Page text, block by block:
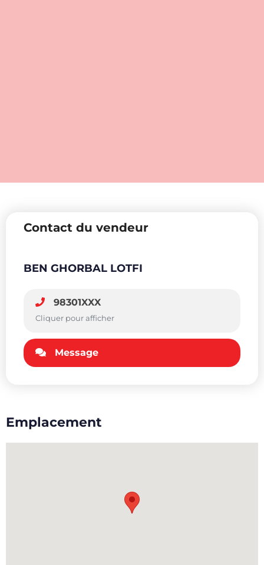
Contact du vendeur
BEN GHORBAL LOTFI
98301XXX
Cliquer pour afficher
Message
Emplacement